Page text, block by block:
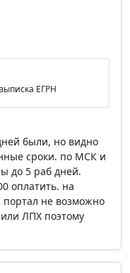
ЕГРН
были, но видно
сроки. по МСК и
до 5 раб дней.
оплатить. на
портал не возможно
ЛПХ поэтому